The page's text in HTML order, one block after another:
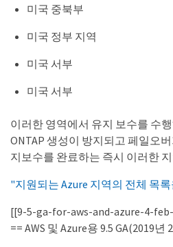
미국 중북부
미국 정부 지역
미국 서부
미국 서부
이러한 영역에서 유지 보수를 수
ONTAP 생성이 방지되고 페일오
지보수를 완료하는 즉시 이러한
"지원되는 Azure 지역의 전체 목
[[9-5-ga-for-aws-and-azure-4-
== AWS 및 Azure용 9.5 GA(2019년